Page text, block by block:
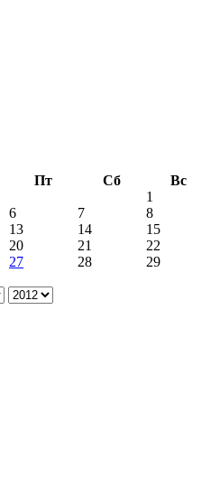
Пт Сб
Вс
1
6 7
8
13 14
15
20 21
22
27 28
29